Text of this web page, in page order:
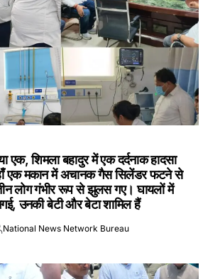
एक, शिमला बहादुर में एक दर्दनाक हादसा
एक मकान में अचानक गैस सिलेंडर फटने से
लोग गंभीर रूप से झुलस गए। घायलों में
उनकी बेटी और बेटा शामिल हैं
National News Network Bureau